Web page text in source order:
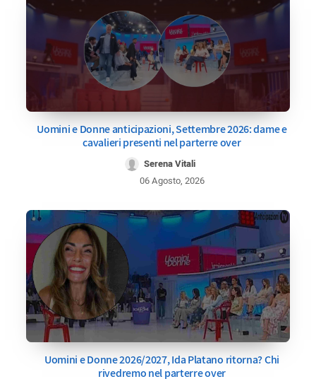
Uomini e Donne anticipazioni, Settembre 2026: dame e
cavalieri presenti nel parterre over
Serena Vitali
06 Agosto, 2026
Uomini e Donne 2026/2027, Ida Platano ritorna? Chi
rivedremo nel parterre over